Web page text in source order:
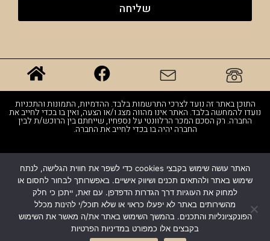
שליחה
התוכן באתר זה נועד לצרכי התרשמות בלבד. ההדמיות, התמונות והתכניות
נועדו להמחשה בלבד. האתר אינו מהווה מצג ו/או הצעה, ואין בו בכדי לחייב את
החברה. רק הסכם המכר הרלוונטי על נספחיו, שייחתם בין הרוכש/ת לבין
החברה יהיה בו בכדי לחייב את החברה.
כל הזכויות שמורות © קבוצת בר-אב
הצהרת נגישות
מדיניות פרטיות
האתר עושה שימוש בקבצי cookies כדי לשפר את חווית הגלישה, לנתח
שימוש באתר ולהתאים תכנים ושיווק אישיים. באפשרותך לבחור לחסום או
למחוק את העוגיות דרך הגדרות הדפדפן. עם זאת, ייתכן כי חלק
מהשירותים באתר לא יפעלו כראוי או שלא תוכל/י להינות מכלל
הפונקציונליות והתכנים. בהמשך השימוש באתר את/ה מאשר את השימוש
בקבצים אלו כמפורט במדיניות הפרטיות